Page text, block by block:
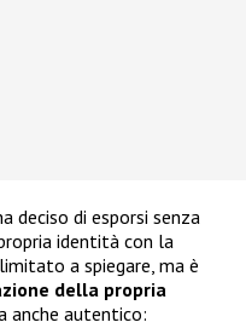
deciso di esporsi senza
identità con la
a spiegare, ma è
della propria
anche autentico: